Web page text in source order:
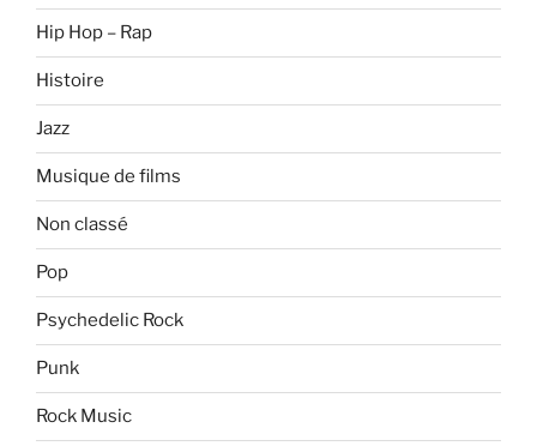
Hip Hop – Rap
Histoire
Jazz
Musique de films
Non classé
Pop
Psychedelic Rock
Punk
Rock Music